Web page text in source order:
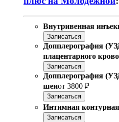
Внутривенная
Записаться
Допплерография
плацентарного
Записаться
Допплерография
шеиот 3800 ₽
Записаться
Интимная
Записаться